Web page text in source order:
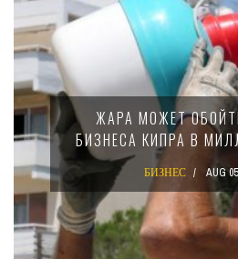
ЖАРА МОЖЕТ
БИЗНЕСА КИПРА В
БИЗНЕС AUG